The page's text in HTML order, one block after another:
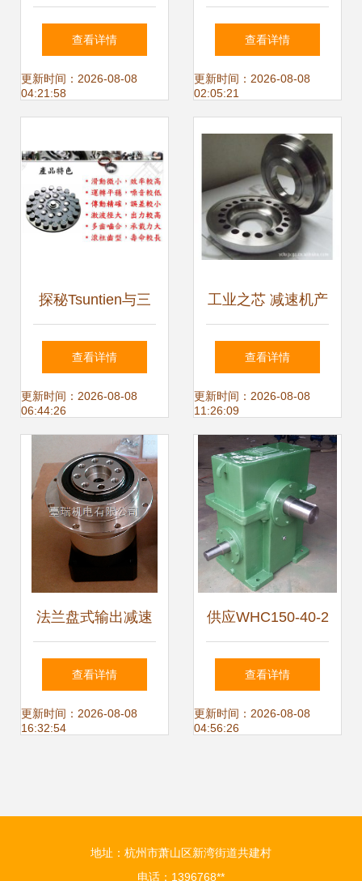
拓江减速机厂在升
降设备中的核心应
查看详情
更新时间：2026-08-08
04:21:58
应松下AI配件
X005083减速机 高
案
查看详情
更新时间：2026-08-08
02:05:21
探秘Tsuntien与三
菱机器人减速机 性
能、价格与选购指
南
查看详情
更新时间：2026-08-08
06:44:26
工业之芯 减速机产
品库概览与应用指
南
查看详情
更新时间：2026-08-08
11:26:09
法兰盘式输出减速
机在升降设备中的
应用与台瑞机电的
查看详情
更新时间：2026-08-08
16:32:54
供应WHC150-40-2
蜗轮蜗杆减速机 高
效传动解决方案
查看详情
更新时间：2026-08-08
04:56:26
地址：杭州市萧山区新湾街道共建村
电话：1396768**